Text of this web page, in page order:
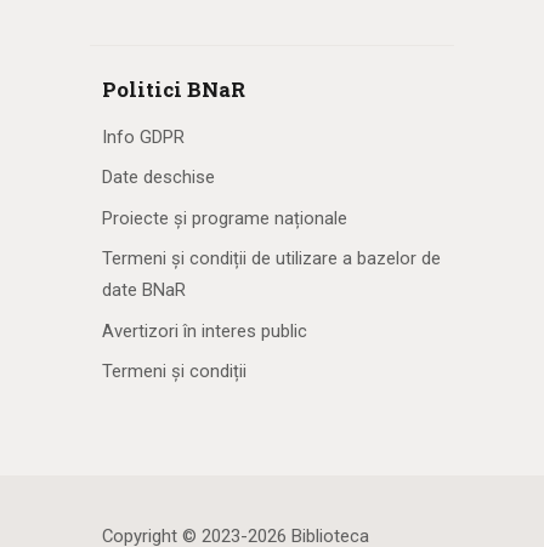
Politici BNaR
Info GDPR
Date deschise
Proiecte și programe naționale
Termeni și condiții de utilizare a bazelor de
date BNaR
Avertizori în interes public
Termeni și condiții
Copyright © 2023-2026 Biblioteca